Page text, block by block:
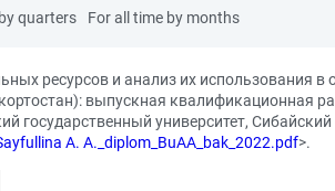
quarters For all time by months
ресурсов и анализ их использования
выпускная квалификационная
государственный университет,
A. A._diplom_BuAA_bak_2022.pdf>.